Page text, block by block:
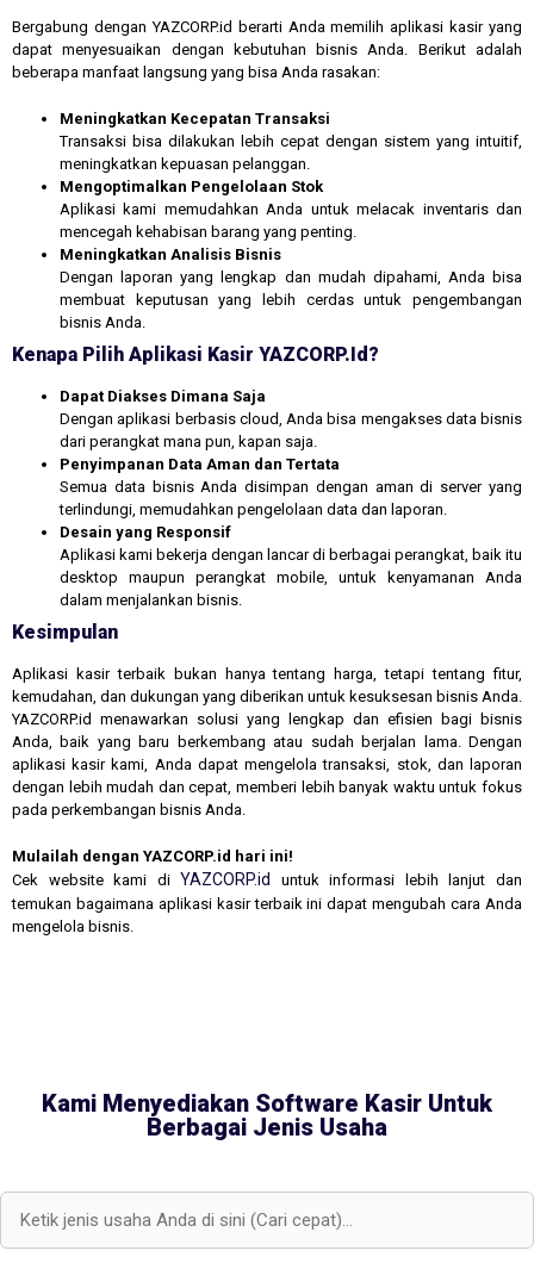
Bergabung dengan YAZCORP.id berarti Anda memilih aplikasi kasir yang
dapat menyesuaikan dengan kebutuhan bisnis Anda. Berikut adalah
beberapa manfaat langsung yang bisa Anda rasakan:
Meningkatkan Kecepatan Transaksi
Transaksi bisa dilakukan lebih cepat dengan sistem yang intuitif,
meningkatkan kepuasan pelanggan.
Mengoptimalkan Pengelolaan Stok
Aplikasi kami memudahkan Anda untuk melacak inventaris dan
mencegah kehabisan barang yang penting.
Meningkatkan Analisis Bisnis
Dengan laporan yang lengkap dan mudah dipahami, Anda bisa
membuat keputusan yang lebih cerdas untuk pengembangan
bisnis Anda.
Kenapa Pilih Aplikasi Kasir YAZCORP.id?
Dapat Diakses Dimana Saja
Dengan aplikasi berbasis cloud, Anda bisa mengakses data bisnis
dari perangkat mana pun, kapan saja.
Penyimpanan Data Aman dan Tertata
Semua data bisnis Anda disimpan dengan aman di server yang
terlindungi, memudahkan pengelolaan data dan laporan.
Desain yang Responsif
Aplikasi kami bekerja dengan lancar di berbagai perangkat, baik itu
desktop maupun perangkat mobile, untuk kenyamanan Anda
dalam menjalankan bisnis.
Kesimpulan
Aplikasi kasir terbaik bukan hanya tentang harga, tetapi tentang fitur,
kemudahan, dan dukungan yang diberikan untuk kesuksesan bisnis Anda.
YAZCORP.id menawarkan solusi yang lengkap dan efisien bagi bisnis
Anda, baik yang baru berkembang atau sudah berjalan lama. Dengan
aplikasi kasir kami, Anda dapat mengelola transaksi, stok, dan laporan
dengan lebih mudah dan cepat, memberi lebih banyak waktu untuk fokus
pada perkembangan bisnis Anda.
Mulailah dengan YAZCORP.id hari ini!
Cek website kami di YAZCORP.id
untuk informasi lebih lanjut dan
temukan bagaimana aplikasi kasir terbaik ini dapat mengubah cara Anda
mengelola bisnis.
Kami Menyediakan Software Kasir Untuk
Berbagai Jenis Usaha